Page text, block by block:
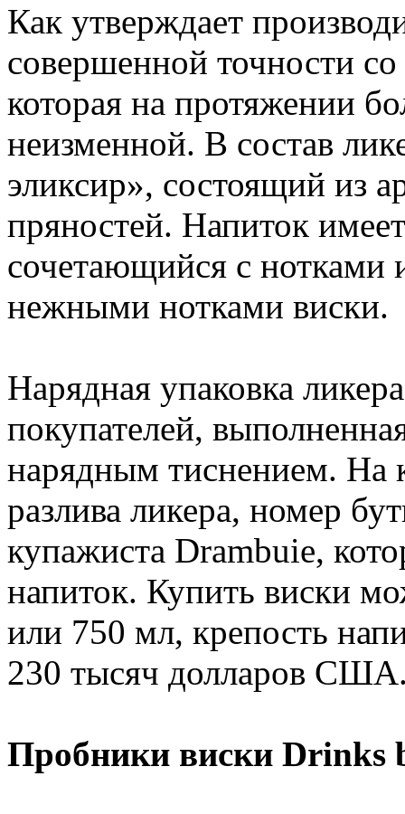
Как утверждает
совершенной точности
которая на протяжении
неизменной. В состав
эликсир», состоящий из
пряностей. Напиток
сочетающийся с нотками
нежными нотками виски.
Нарядная упаковка
покупателей,
нарядным тиснением. На
разлива ликера, номер
купажиста Drambuie,
напиток. Купить виски
или 750 мл, крепость
230 тысяч долларов
Пробники виски Drinks